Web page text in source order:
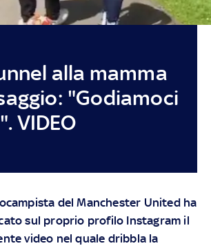
alla mamma
"Godiamoci
VIDEO
del Manchester United ha
sul proprio profilo Instagram il
video nel quale dribbla la